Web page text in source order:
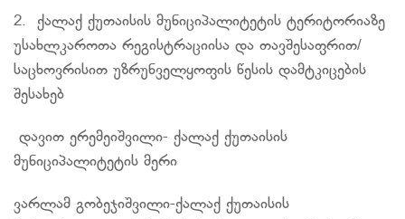
2. ქალაქ ქუთაისის მუნიციპალიტეტის ტერიტორიაზე
უსახლკაროთა რეგისტრაციისა და თავშესაფრით/
საცხოვრისით უზრუნველყოფის წესის დამტკიცების
შესახებ
დავით ერემეიშვილი- ქალაქ ქუთაისის
მუნიციპალიტეტის მერი
ვარლამ გობეჯიშვილი-ქალაქ ქუთაისის